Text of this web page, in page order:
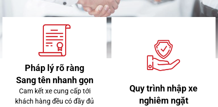
3 tỷ 260 triệu
Pháp lý rõ ràng
Sang tên nhanh gọn
Cam kết xe cung cấp tới
khách hàng đều có đầy đủ
Quy trình nhập xe
nghiêm ngặt